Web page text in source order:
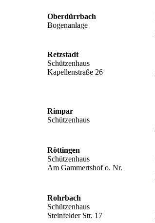
Oberdürrbach
Bogenanlage
Retzstadt
Schützenhaus
Kapellenstraße 26
Rimpar
Schützenhaus
Röttingen
Schützenhaus
Am Gammertshof o. Nr.
Rohrbach
Schützenhaus
Steinfelder Str. 17